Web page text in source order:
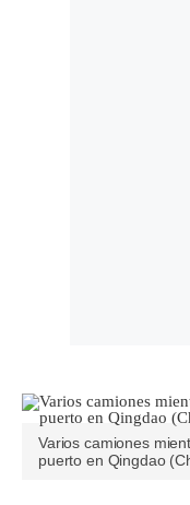
Varios camiones
puerto en Qingdao